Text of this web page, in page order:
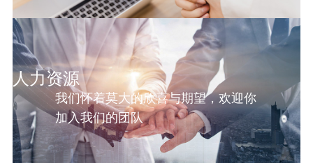
人力资源
我们怀着莫大的欣喜与期望，欢迎你
加入我们的团队